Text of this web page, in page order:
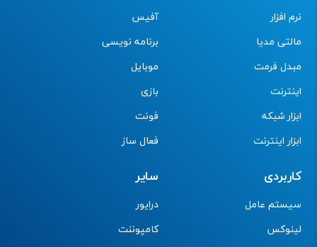
نرم افزار
مالتی مدیا
مبدل فرمت
اینترنت
ابزار شبکه
ابزار اینترنت
آفیس
برنامه نویسی
موبایل
بازی
فونت
فعال ساز
کاربردی
سیستم عامل
لینوکس
سایر
درایور
کامپوننت